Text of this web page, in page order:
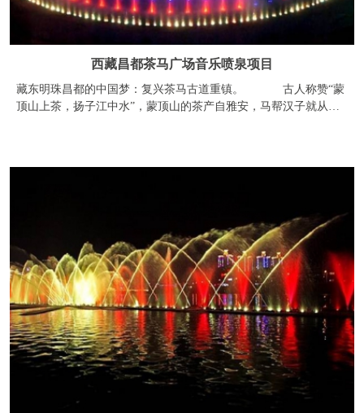
里出发：过康
四川雅安音乐喷泉项目
在现场观看音乐喷泉的一位退休老职工说：“春节，全雅安的人都
要去一个地方——西康码头。因为羌江和青衣江在这里交汇，雅安
大桥和汉白玉大桥遥相应，更重要的是开阔的水面上有随音乐舞动
的喷泉。每晚七点半，前来观看的人群挤满了码头。音乐让